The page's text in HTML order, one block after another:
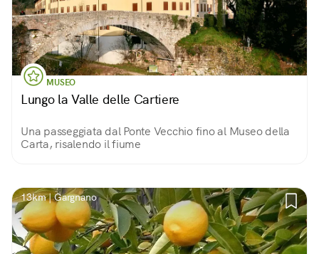
MUSEO
Lungo la Valle delle Cartiere
Una passeggiata dal Ponte Vecchio fino al Museo della
Carta, risalendo il fiume
13km | Gargnano